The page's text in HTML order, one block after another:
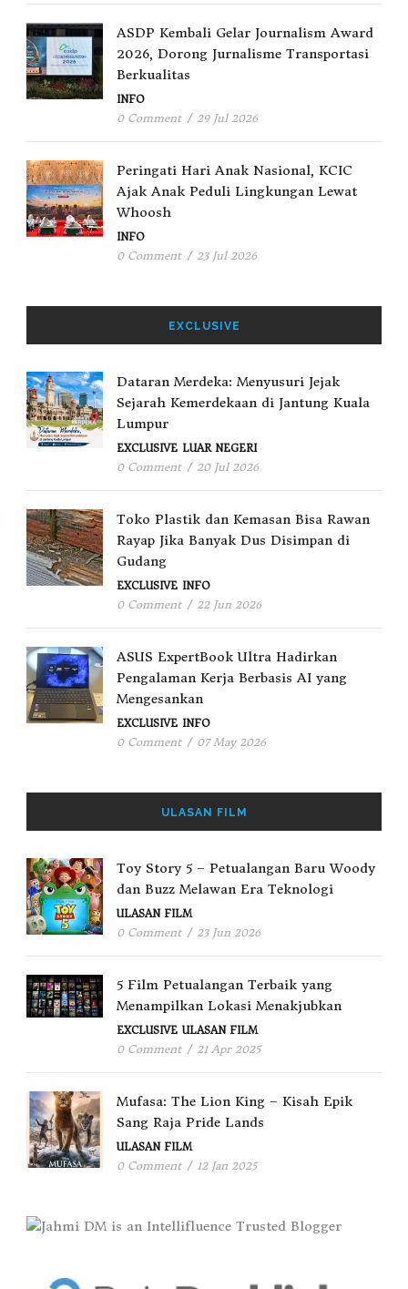
ASDP Kembali Gelar Journalism Award
2026, Dorong Jurnalisme Transportasi
Berkualitas
INFO
0 Comment / 29 Jul 2026
Peringati Hari Anak Nasional, KCIC
Ajak Anak Peduli Lingkungan Lewat
Whoosh
INFO
0 Comment / 23 Jul 2026
EXCLUSIVE
Dataran Merdeka: Menyusuri Jejak
Sejarah Kemerdekaan di Jantung Kuala
Lumpur
EXCLUSIVE LUAR NEGERI
0 Comment / 20 Jul 2026
Toko Plastik dan Kemasan Bisa Rawan
Rayap Jika Banyak Dus Disimpan di
Gudang
EXCLUSIVE INFO
0 Comment / 22 Jun 2026
ASUS ExpertBook Ultra Hadirkan
Pengalaman Kerja Berbasis AI yang
Mengesankan
EXCLUSIVE INFO
0 Comment / 07 May 2026
ULASAN FILM
Toy Story 5 – Petualangan Baru Woody
dan Buzz Melawan Era Teknologi
ULASAN FILM
0 Comment / 23 Jun 2026
5 Film Petualangan Terbaik yang
Menampilkan Lokasi Menakjubkan
EXCLUSIVE ULASAN FILM
0 Comment / 21 Apr 2025
Mufasa: The Lion King – Kisah Epik
Sang Raja Pride Lands
ULASAN FILM
0 Comment / 12 Jan 2025